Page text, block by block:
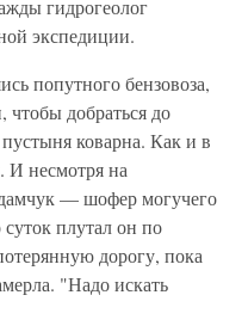
гидрогеолог
экспедиции.
попутного бензовоза,
чтобы добраться до
коварна. Как и в
И несмотря на
— шофер могучего
плутал он по
дорогу, пока
"Надо искать